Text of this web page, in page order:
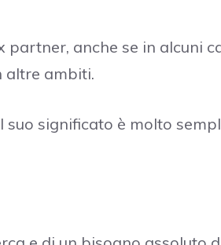
partner, anche se in alcuni
altre ambiti.
significato è molto